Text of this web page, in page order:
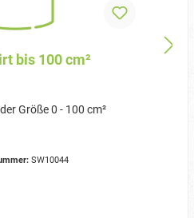
bis 100 cm²
Druckkosten in der Größe 0 - 100 cm²
SW10044